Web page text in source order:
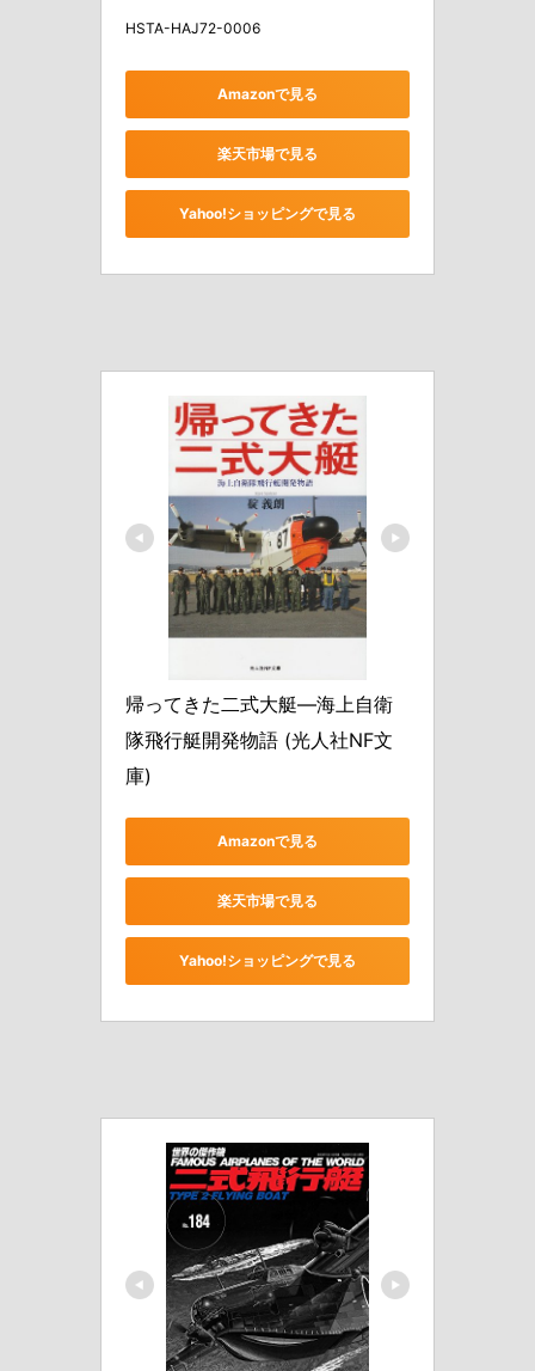
HSTA-HAJ72-0006
Amazonで見る
楽天市場で見る
Yahoo!ショッピングで見る
帰ってきた二式大艇―海上自衛
隊飛行艇開発物語 (光人社NF文
庫)
Amazonで見る
楽天市場で見る
Yahoo!ショッピングで見る